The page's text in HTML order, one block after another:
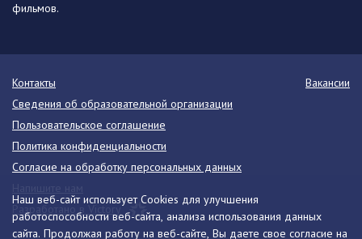
Наш веб-сайт использует Cookies для улучшения
работоспособности веб-сайта, анализа использования данных
сайта. Продолжая работу на веб-сайте, Вы даете свое согласие на
фильмов.
Контакты
Вакансии
Сведения об образовательной организации
Пользовательское соглашение
Политика конфиденциальности
Согласие на обработку персональных данных
Разработано в Victory